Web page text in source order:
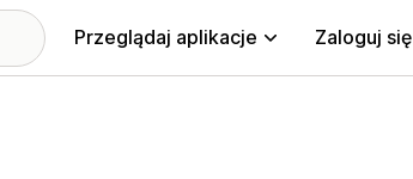
Przeglądaj aplikacje Zaloguj się